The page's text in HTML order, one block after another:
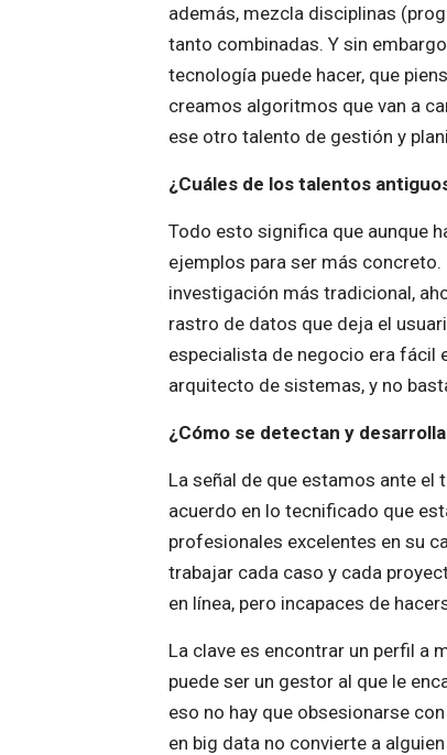
además, mezcla disciplinas
tanto combinadas. Y sin
tecnología puede hacer, que
creamos algoritmos que van a
ese otro talento de gestión y
¿Cuáles de los talentos
Todo esto significa que aunque
ejemplos para ser más
investigación más tradicional,
rastro de datos que deja el
especialista de negocio era fácil
arquitecto de sistemas, y no
¿Cómo se detectan y
La señal de que estamos ante
acuerdo en lo tecnificado que
profesionales excelentes en su
trabajar cada caso y cada
en línea, pero incapaces de
La clave es encontrar un perfil a
puede ser un gestor al que le
eso no hay que obsesionarse
en big data no convierte a